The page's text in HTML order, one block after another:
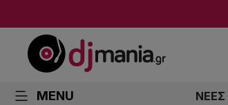
MENU ΝΕΕΣ